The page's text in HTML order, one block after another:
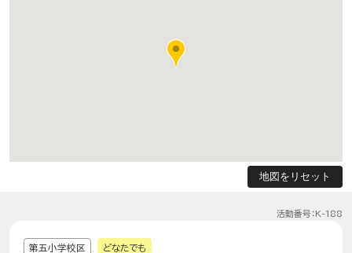
地図をリセット
活動番号：K-188
第五小学校区 どなたでも